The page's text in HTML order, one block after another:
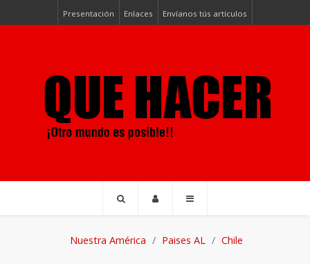
Presentación Enlaces Envíanos tús artículos
Nuestra América Paises AL Chile